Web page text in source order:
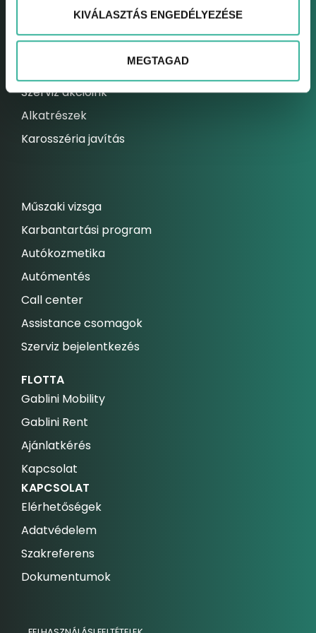
KIVÁLASZTÁS ENGEDÉLYEZÉSE
MEGTAGAD
Elektromos autó szerviz
Kárrendezési centrum
Állandó szolgáltatásaink
Szerviz akcióink
Alkatrészek
Karosszéria javítás
Műszaki vizsga
Karbantartási program
Autókozmetika
Autómentés
Call center
Assistance csomagok
Szerviz bejelentkezés
FLOTTA
Gablini Mobility
Gablini Rent
Ajánlatkérés
Kapcsolat
KAPCSOLAT
Elérhetőségek
Adatvédelem
Szakreferens
Dokumentumok